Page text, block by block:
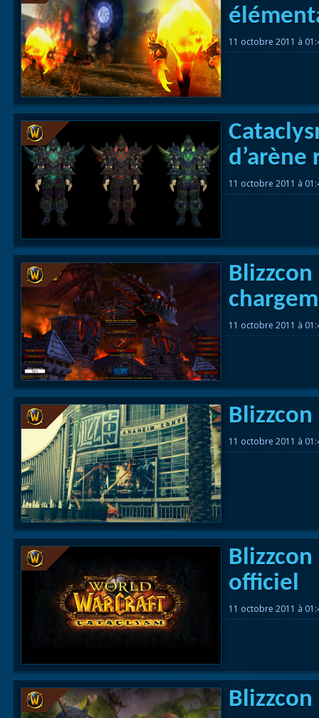
11 octobre 2011 à
d’arène
11 octobre 2011 à
11 octobre 2011 à
11 octobre 2011 à
officiel
11 octobre 2011 à